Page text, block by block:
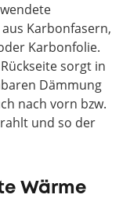
Karbonfasern,
Karbonfolie.
sorgt in
Dämmung
nach vorn bzw.
und so der
Wärme